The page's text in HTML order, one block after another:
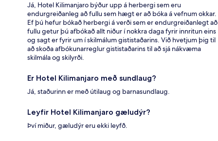
Já, Hotel Kilimanjaro býður upp á herbergi sem eru
endurgreiðanleg að fullu sem hægt er að bóka á vefnum okkar.
Ef þú hefur bókað herbergi á verði sem er endurgreiðanlegt að
fullu getur þú afbókað allt niður í nokkra daga fyrir innritun eins
og sagt er fyrir um í skilmálum gististaðarins. Við hvetjum þig til
að skoða afbókunarreglur gististaðarins til að sjá nákvæma
skilmála og skilyrði.
Er Hotel Kilimanjaro með sundlaug?
Já, staðurinn er með útilaug og barnasundlaug.
Leyfir Hotel Kilimanjaro gæludýr?
Því miður, gæludýr eru ekki leyfð.